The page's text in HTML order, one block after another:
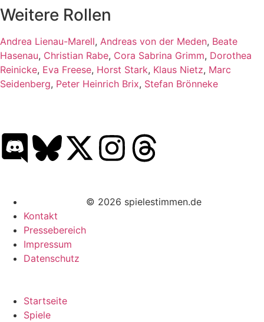
Weitere Rollen
Andrea Lienau-Marell, Andreas von der Meden, Beate
Hasenau, Christian Rabe, Cora Sabrina Grimm, Dorothea
Reinicke, Eva Freese, Horst Stark, Klaus Nietz, Marc
Seidenberg, Peter Heinrich Brix, Stefan Brönneke
© 2026 spielestimmen.de
Kontakt
Pressebereich
Impressum
Datenschutz
Startseite
Spiele